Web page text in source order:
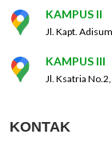
KAMPUS II
Jl. Kapt.
KAMPUS III
Jl. Ksatria
KONTAK